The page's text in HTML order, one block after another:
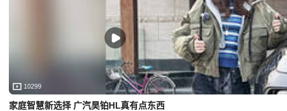
10299
家庭智慧新选择 广汽昊铂HL真有点东西